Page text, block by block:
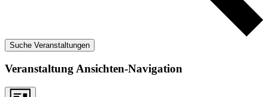
Suche Veranstaltungen
Veranstaltung Ansichten-Navigation